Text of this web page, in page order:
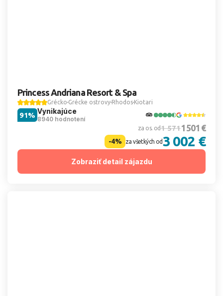
Princess Andriana Resort & Spa
Grécko Grécke ostrovy Rhodos Kiotari
Vynikajúce
8940 hodnotení
91%
za os. od1 5711 501 €
-4% za všetkých od 3 002 €
Zobraziť detail zájazdu